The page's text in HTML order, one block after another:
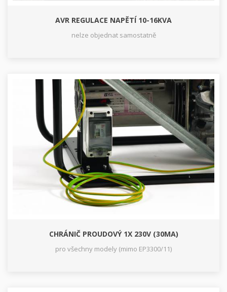
AVR REGULACE NAPĚTÍ 10-16KVA
nelze objednat samostatně
CHRÁNIČ PROUDOVÝ 1X 230V (30MA)
pro všechny modely (mimo EP3300/11)